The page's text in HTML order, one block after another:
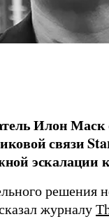
Илон Маск
связи
решения
журналу